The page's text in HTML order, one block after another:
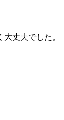
丈夫でした。